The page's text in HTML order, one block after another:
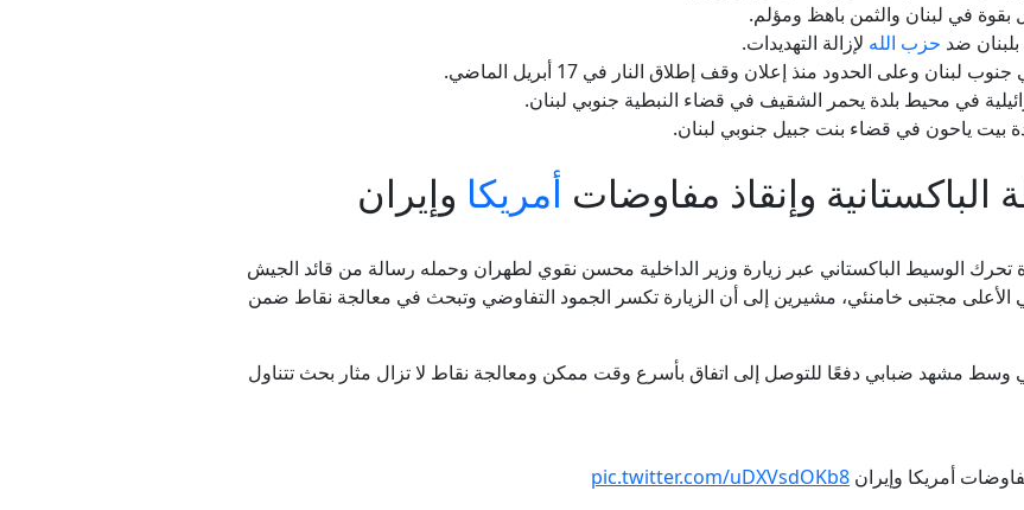
بقوة في لبنان والثمن باهظ ومؤلم.
ضد حزب الله لإزالة التهديدات.
في محيط بلدة يحمر الشقيف في قضاء النبطية جنوبي لبنان.
بيت ياحون في قضاء بنت جبيل جنوبي لبنان.
وإنقاذ مفاوضات أمريكا وإيران
الوسيط الباكستاني عبر زيارة وزير الداخلية محسن نقوي لطهران وحمله رسالة من قائد الجيش
الأعلى مجتبى خامنئي، مشيرين إلى أن الزيارة تكسر الجمود التفاوضي وتبحث في معالجة نقاط ضمن
وسط مشهد ضبابي دفعًا للتوصل إلى اتفاق بأسرع وقت ممكن ومعالجة نقاط لا تزال مثار بحث تتناول
أمريكا وإيران pic.twitter.com/uDXVsdOKb8